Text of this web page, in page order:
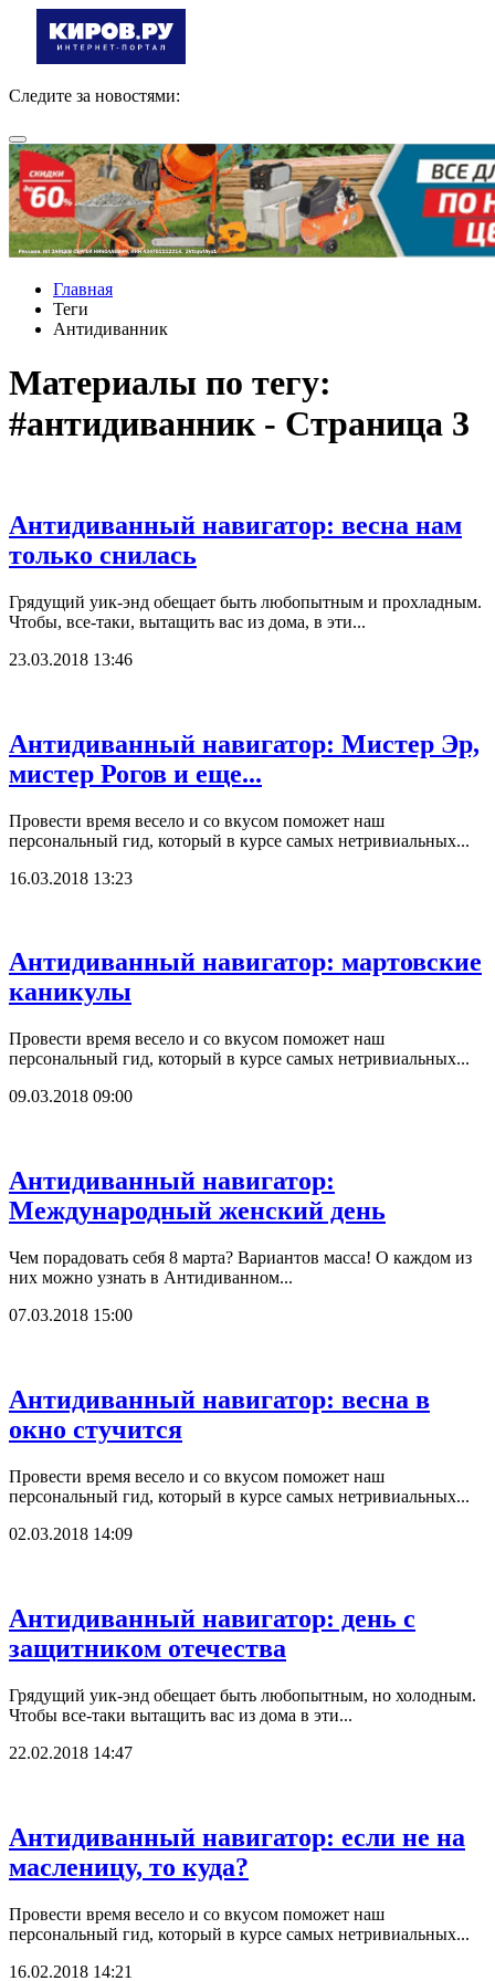
Следите за новостями:
Главная
Теги
Антидиванник
Материалы по тегу:
#антидиванник - Страница 3
Антидиванный навигатор: весна нам
только снилась
Грядущий уик-энд обещает быть любопытным и прохладным.
Чтобы, все-таки, вытащить вас из дома, в эти...
23.03.2018 13:46
Антидиванный навигатор: Мистер Эр,
мистер Рогов и еще...
Провести время весело и со вкусом поможет наш
персональный гид, который в курсе самых нетривиальных...
16.03.2018 13:23
Антидиванный навигатор: мартовские
каникулы
Провести время весело и со вкусом поможет наш
персональный гид, который в курсе самых нетривиальных...
09.03.2018 09:00
Антидиванный навигатор:
Международный женский день
Чем порадовать себя 8 марта? Вариантов масса! О каждом из
них можно узнать в Антидиванном...
07.03.2018 15:00
Антидиванный навигатор: весна в
окно стучится
Провести время весело и со вкусом поможет наш
персональный гид, который в курсе самых нетривиальных...
02.03.2018 14:09
Антидиванный навигатор: день с
защитником отечества
Грядущий уик-энд обещает быть любопытным, но холодным.
Чтобы все-таки вытащить вас из дома в эти...
22.02.2018 14:47
Антидиванный навигатор: если не на
масленицу, то куда?
Провести время весело и со вкусом поможет наш
персональный гид, который в курсе самых нетривиальных...
16.02.2018 14:21